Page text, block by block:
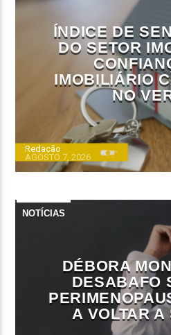
ÍNDICE DE
DO SETOR
IMOBILIÁRIO
NO
Redação
AGOSTO 7, 2026
NOTÍCIAS
DÉBORA
DESABAFO
A VOLTAR A